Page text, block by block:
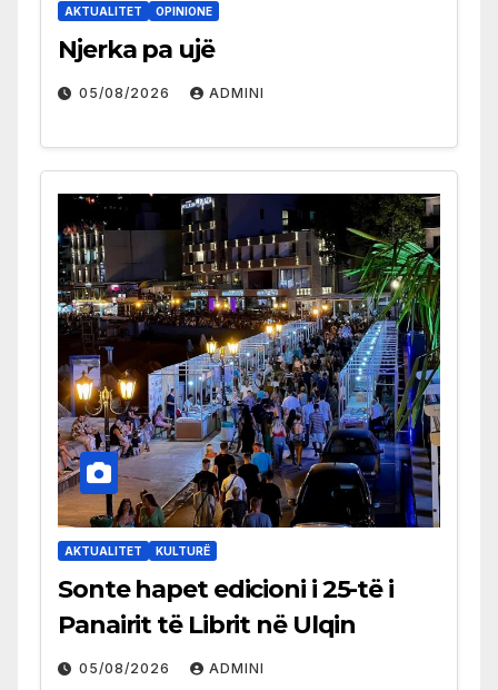
AKTUALITET OPINIONE
Njerka pa ujë
05/08/2026 ADMINI
AKTUALITET KULTURË
Sonte hapet edicioni i 25-të i
Panairit të Librit në Ulqin
05/08/2026 ADMINI